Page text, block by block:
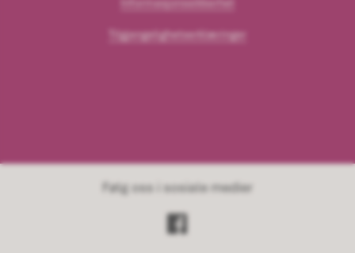
Tilgjengelighetserklæringer
Følg oss i sosiale medier